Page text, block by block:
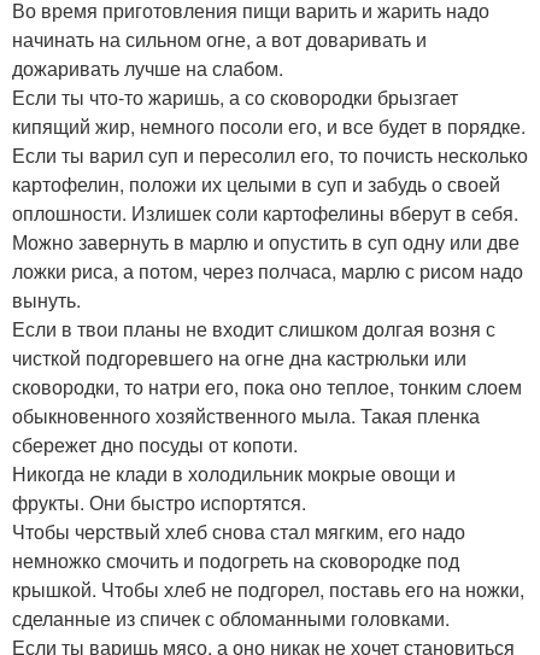
Во время приготовления пищи варить и жарить надо
начинать на сильном огне, а вот доваривать и
дожаривать лучше на слабом.
Если ты что-то жаришь, а со сковородки брызгает
кипящий жир, немного посоли его, и все будет в порядке.
Если ты варил суп и пересолил его, то почисть несколько
картофелин, положи их целыми в суп и забудь о своей
оплошности. Излишек соли картофелины вберут в себя.
Можно завернуть в марлю и опустить в суп одну или две
ложки риса, а потом, через полчаса, марлю с рисом надо
вынуть.
Если в твои планы не входит слишком долгая возня с
чисткой подгоревшего на огне дна кастрюльки или
сковородки, то натри его, пока оно теплое, тонким слоем
обыкновенного хозяйственного мыла. Такая пленка
сбережет дно посуды от копоти.
Никогда не клади в холодильник мокрые овощи и
фрукты. Они быстро испортятся.
Чтобы черствый хлеб снова стал мягким, его надо
немножко смочить и подогреть на сковородке под
крышкой. Чтобы хлеб не подгорел, поставь его на ножки,
сделанные из спичек с обломанными головками.
Если ты варишь мясо, а оно никак не хочет становиться